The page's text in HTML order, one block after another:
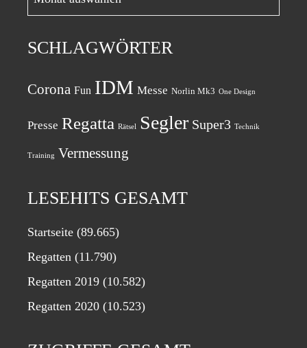
monatlich
SCHLAGWÖRTER
Corona Fun IDM Messe Norlin Mk3 One Design
Presse Regatta Rätsel Segler Super3 Technik
Training Vermessung
LESEHITS GESAMT
Startseite (89.665)
Regatten (11.790)
Regatten 2019 (10.582)
Regatten 2020 (10.523)